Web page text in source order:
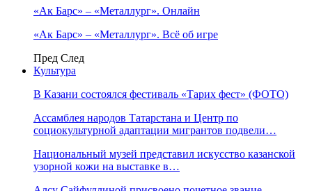
«Ак Барс» – «Металлург». Онлайн
«Ак Барс» – «Металлург». Всё об игре
Пред След
Культура
В Казани состоялся фестиваль «Тарих фест» (ФОТО)
Ассамблея народов Татарстана и Центр по
социокультурной адаптации мигрантов подвели…
Национальный музей представил искусство казанской
узорной кожи на выставке в…